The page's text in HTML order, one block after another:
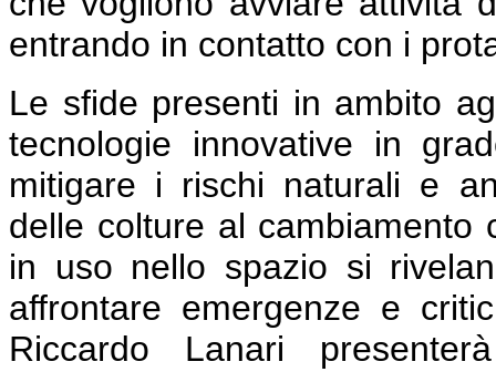
entrando in contatto con i
Le sfide presenti in ambito
tecnologie innovative in
mitigare i rischi naturali e
delle colture al cambiamento
in uso nello spazio si
affrontare emergenze e
Riccardo Lanari